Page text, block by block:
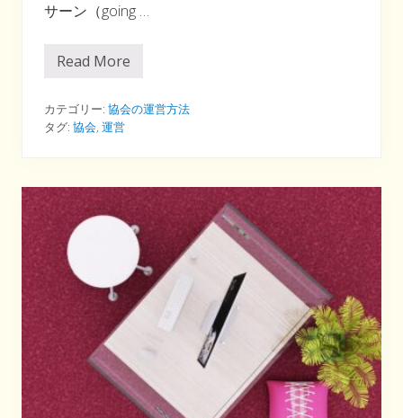
サーン（going …
協
、
ゴ
ー
グ
コ
を
決
忘
れ
な
い
Read More
カテゴリー: 協会の運営方法
タグ: 協会, 運営